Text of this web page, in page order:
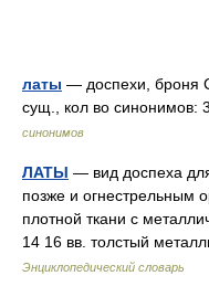
латы — доспехи, броня
сущ., кол во синонимов:
синонимов
ЛАТЫ — вид доспеха
позже и огнестрельным
плотной ткани с
14 16 вв. толстый
Энциклопедический словарь